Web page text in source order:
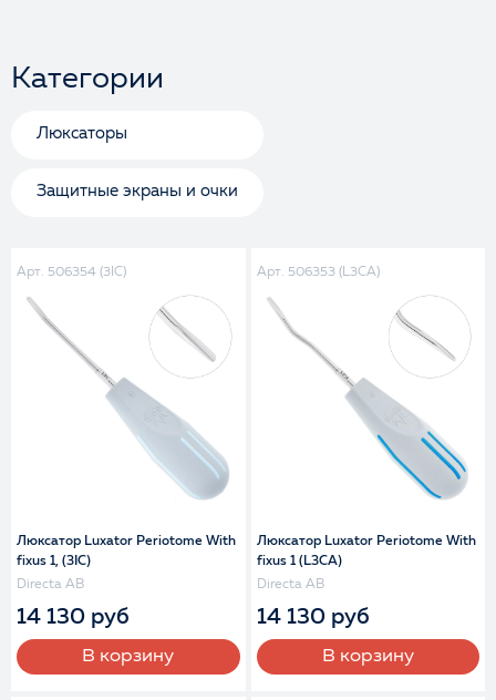
Категории
Люксаторы
Защитные экраны и очки
Арт. 506354 (3IC)
Люксатор Luxator Periotome With
fixus 1, (3IC)
Directa AB
14 130 руб
В корзину
Арт. 506353 (L3CA)
Люксатор Luxator Periotome With
fixus 1 (L3CA)
Directa AB
14 130 руб
В корзину